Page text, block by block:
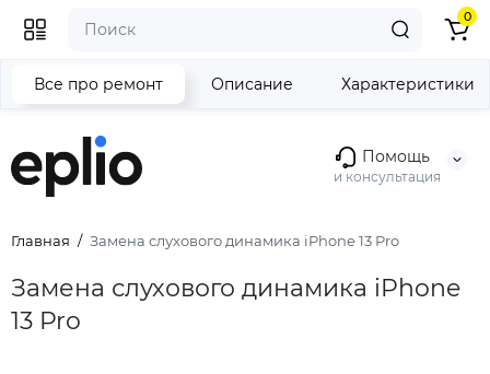
Помощь
и консультация
0
Главная Замена слухового динамика iPhone 13 Pro
Замена слухового динамика iPhone
13 Pro
Все про ремонт Описание Характеристики